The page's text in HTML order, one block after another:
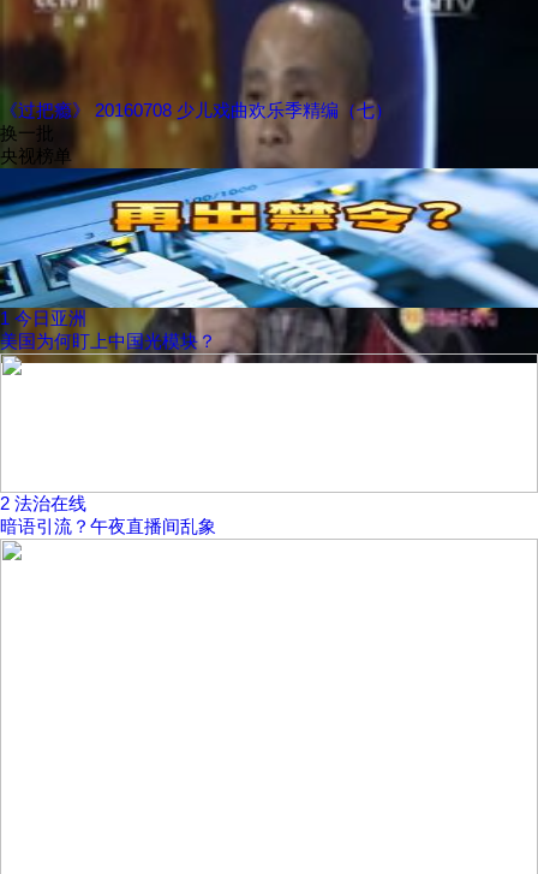
《过把瘾》 20160708 少儿戏曲欢乐季精编（七）
换一批
央视榜单
1 今日亚洲
美国为何盯上中国光模块？
2 法治在线
暗语引流？午夜直播间乱象